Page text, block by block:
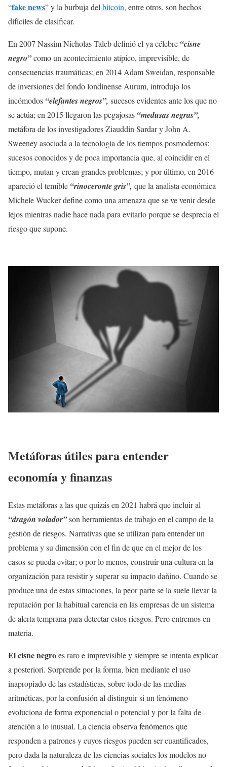
“fake news” y la burbuja del bitcoin, entre otros, son hechos
difíciles de clasificar.
En 2007 Nassim Nicholas Taleb definió el ya célebre “cisne
negro”como un acontecimiento atípico, imprevisible, de
consecuencias traumáticas; en 2014 Adam Sweidan, responsable
de inversiones del fondo londinense Aurum, introdujo los
incómodos “elefantes negros”, sucesos evidentes ante los que no
se actúa; en 2015 llegaron las pegajosas “medusas negras”,
metáfora de los investigadores Ziauddin Sardar y John A.
Sweeney asociada a la tecnología de los tiempos posmodernos:
sucesos conocidos y de poca importancia que, al coincidir en el
tiempo, mutan y crean grandes problemas; y por último, en 2016
apareció el temible “rinoceronte gris”, que la analista económica
Michele Wucker define como una amenaza que se ve venir desde
lejos mientras nadie hace nada para evitarlo porque se desprecia el
riesgo que supone.
Metáforas útiles para entender
economía y finanzas
Estas metáforas a las que quizás en 2021 habrá que incluir al
“dragón volador”son herramientas de trabajo en el campo de la
gestión de riesgos. Narrativas que se utilizan para entender un
problema y su dimensión con el fin de que en el mejor de los
casos se pueda evitar; o por lo menos, construir una cultura en la
organización para resistir y superar su impacto dañino. Cuando se
produce una de estas situaciones, la peor parte se la suele llevar la
reputación por la habitual carencia en las empresas de un sistema
de alerta temprana para detectar estos riesgos. Pero entremos en
materia.
El cisne negroes raro e imprevisible y siempre se intenta explicar
a posteriori. Sorprende por la forma, bien mediante el uso
inapropiado de las estadísticas, sobre todo de las medias
aritméticas, por la confusión al distinguir si un fenómeno
evoluciona de forma exponencial o potencial y por la falta de
atención a lo inusual. La ciencia observa fenómenos que
responden a patrones y cuyos riesgos pueden ser cuantificados,
pero dada la naturaleza de las ciencias sociales los modelos no